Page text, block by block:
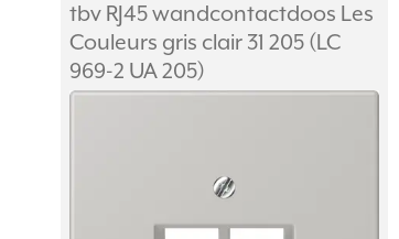
tbv RJ45 wandcontactdoos Les
Couleurs gris clair 31 205 (LC
969-2 UA 205)